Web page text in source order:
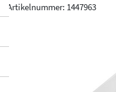
Artikelnummer: 1447963